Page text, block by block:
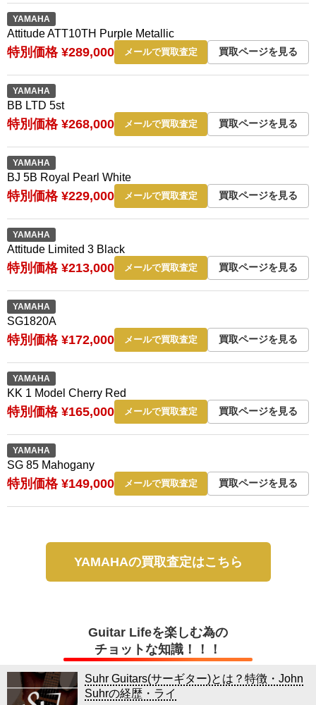
YAMAHA
Attitude ATT10TH Purple Metallic
特別価格 ¥289,000 メールで買取査定 買取ページを見る
YAMAHA
BB LTD 5st
特別価格 ¥268,000 メールで買取査定 買取ページを見る
YAMAHA
BJ 5B Royal Pearl White
特別価格 ¥229,000 メールで買取査定 買取ページを見る
YAMAHA
Attitude Limited 3 Black
特別価格 ¥213,000 メールで買取査定 買取ページを見る
YAMAHA
SG1820A
特別価格 ¥172,000 メールで買取査定 買取ページを見る
YAMAHA
KK 1 Model Cherry Red
特別価格 ¥165,000 メールで買取査定 買取ページを見る
YAMAHA
SG 85 Mahogany
特別価格 ¥149,000 メールで買取査定 買取ページを見る
YAMAHAの買取査定はこちら
Guitar Lifeを楽しむ為の
チョットな知識！！！
Suhr Guitars(サーギター)とは？特徴・John
Suhrの経歴・ライ